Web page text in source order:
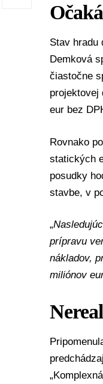
Stav hradu
Demková
čiastočne
projektovej
eur bez
Rovnako
statických
posudky
stavbe, v
„
prípravu
nákladov,
miliónov